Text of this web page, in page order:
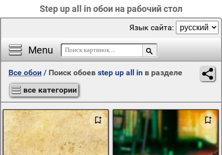
Step up all in обои на рабочий стол
Menu
Язык сайта:
Все обои / Поиск обоев step up all in в разделе
все категории